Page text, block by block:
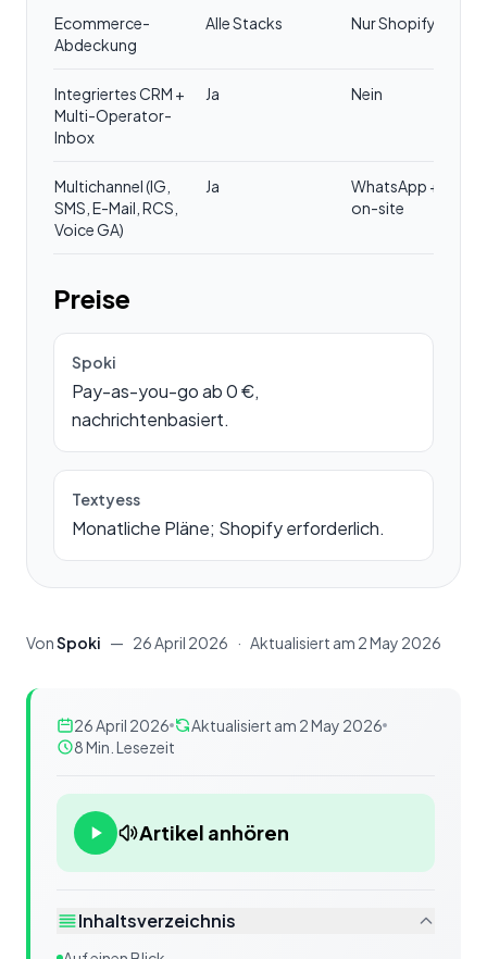
Ecommerce-
Abdeckung
Alle Stacks Nur Shopify
Integriertes CRM +
Multi-Operator-
Inbox
Ja Nein
Multichannel (IG,
SMS, E-Mail, RCS,
Voice GA)
Ja
WhatsApp +
on-site
Preise
Spoki
Pay-as-you-go ab 0 €,
nachrichtenbasiert.
Textyess
Monatliche Pläne; Shopify erforderlich.
VonSpoki — 26 April 2026 · Aktualisiert am 2 May 2026
26 April 2026
Aktualisiert am 2 May 2026
8 Min. Lesezeit
Artikel anhören
Inhaltsverzeichnis